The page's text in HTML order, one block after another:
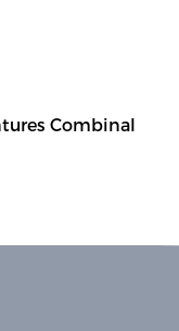
Combinal